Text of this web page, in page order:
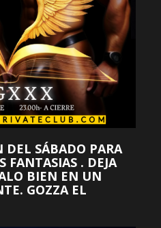
DEL SÁBADO PARA
FANTASIAS . DEJA
BIEN EN UN
GOZZA EL